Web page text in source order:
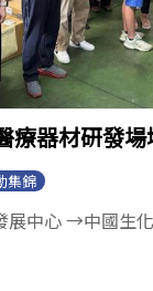
療器材研發場
集錦
中心 →中國生